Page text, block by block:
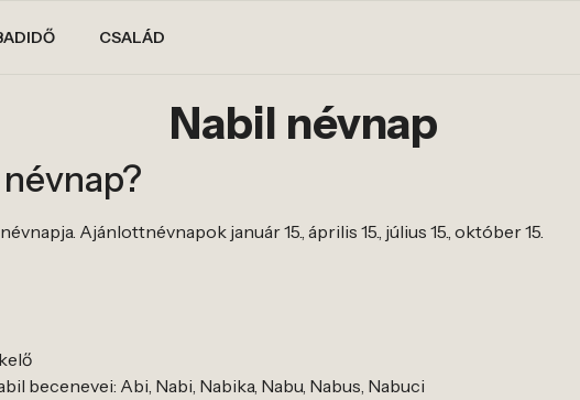
CSALÁD
Nabil névnap
Ajánlottnévnapok január 15., április 15., július 15., október 15.
becenevei: Abi, Nabi, Nabika, Nabu, Nabus, Nabuci